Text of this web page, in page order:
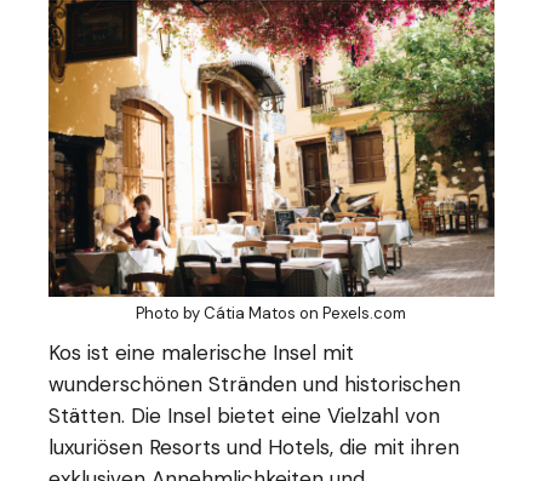
Photo by Cátia Matos onPexels.com
Kos ist eine malerische Insel mit
wunderschönen Stränden und historischen
Stätten. Die Insel bietet eine Vielzahl von
luxuriösen Resorts und Hotels, die mit ihren